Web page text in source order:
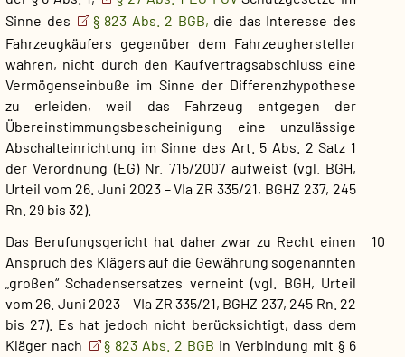
Sinne des
§ 823 Abs. 2 BGB, die das Interesse des
Fahrzeugkäufers gegenüber dem Fahrzeughersteller
wahren, nicht durch den Kaufvertragsabschluss eine
Vermögenseinbuße im Sinne der Differenzhypothese
zu erleiden, weil das Fahrzeug entgegen der
Übereinstimmungsbescheinigung eine unzulässige
Abschalteinrichtung im Sinne des Art. 5 Abs. 2 Satz 1
der Verordnung (EG) Nr. 715/2007 aufweist (vgl. BGH,
Urteil vom 26. Juni 2023 – VIa ZR 335/21, BGHZ 237, 245
Rn. 29 bis 32).
10
Das Berufungsgericht hat daher zwar zu Recht einen
Anspruch des Klägers auf die Gewährung sogenannten
„großen“ Schadensersatzes verneint (vgl. BGH, Urteil
vom 26. Juni 2023 – VIa ZR 335/21, BGHZ 237, 245 Rn. 22
bis 27). Es hat jedoch nicht berücksichtigt, dass dem
Kläger nach
§ 823 Abs. 2 BGB in Verbindung mit § 6